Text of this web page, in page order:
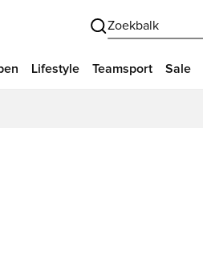
Zoekbalk
Lifestyle Teamsport Sale